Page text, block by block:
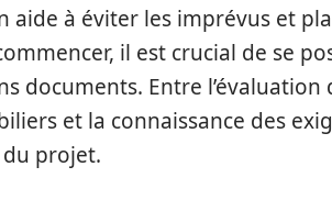
aide à éviter les imprévus et
il est crucial de se
documents. Entre l’évaluation
et la connaissance des
projet.